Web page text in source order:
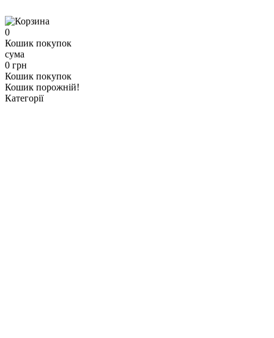
0
Кошик покупок
сума
0 грн
Кошик покупок
Кошик порожній!
Категорії